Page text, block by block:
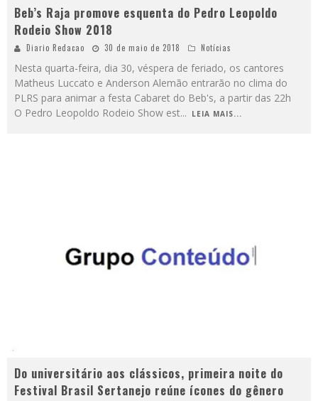
Beb’s Raja promove esquenta do Pedro Leopoldo
Rodeio Show 2018
Diario Redacao 30 de maio de 2018 Notícias
Nesta quarta-feira, dia 30, véspera de feriado, os cantores
Matheus Luccato e Anderson Alemão entrarão no clima do
PLRS para animar a festa Cabaret do Beb's, a partir das 22h
O Pedro Leopoldo Rodeio Show est... LEIA MAIS...
Do universitário aos clássicos, primeira noite do
Festival Brasil Sertanejo reúne ícones do gênero